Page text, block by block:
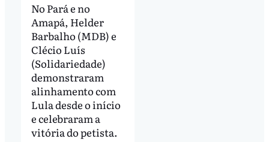
No Pará e no
Amapá, Helder
Barbalho (MDB) e
Clécio Luís
(Solidariedade)
demonstraram
alinhamento com
Lula desde o início
e celebraram a
vitória do petista.